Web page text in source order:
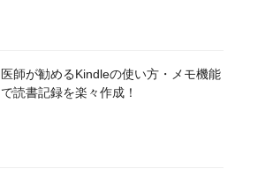
医師が勧めるKindleの使い方・メモ機能
で読書記録を楽々作成！